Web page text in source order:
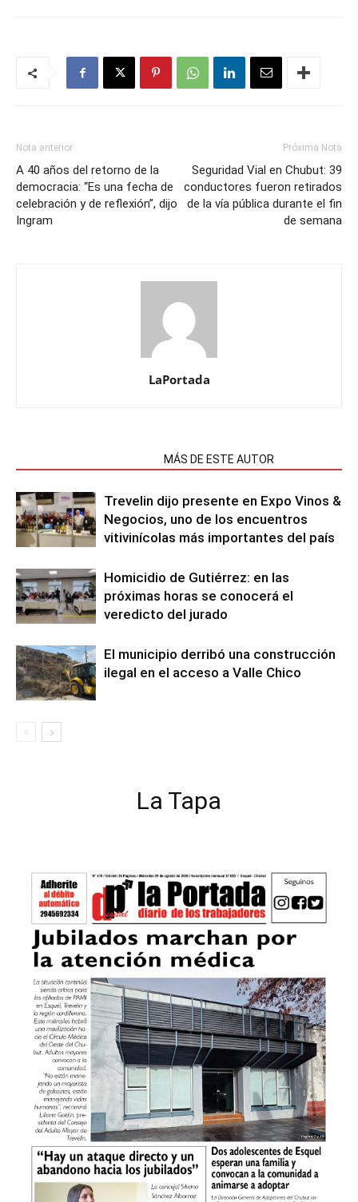
Nota anterior
A 40 años del retorno de la
democracia: “Es una fecha de
celebración y de reflexión”, dijo
Ingram
Próxima Nota
Seguridad Vial en Chubut: 39
conductores fueron retirados
de la vía pública durante el fin
de semana
LaPortada
MÁS DE ESTE AUTOR
Trevelin dijo presente en Expo Vinos &
Negocios, uno de los encuentros
vitivinícolas más importantes del país
Homicidio de Gutiérrez: en las
próximas horas se conocerá el
veredicto del jurado
El municipio derribó una construcción
ilegal en el acceso a Valle Chico
La Tapa